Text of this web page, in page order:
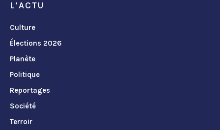
L'ACTU
Culture
Élections 2026
Planète
Politique
Reportages
Société
Terroir